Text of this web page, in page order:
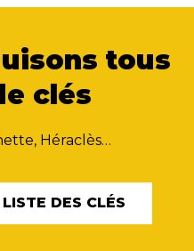
tous
clés
Héraclès…
DES CLÉS